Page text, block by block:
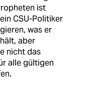
ist
CSU-Politiker
was er
aber
nicht das
alle gültigen